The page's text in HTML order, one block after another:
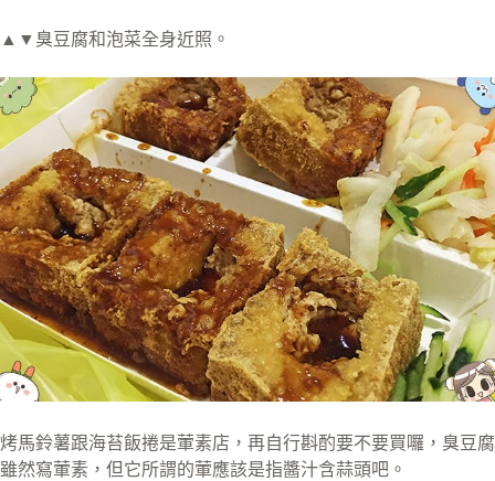
▲▼臭豆腐和泡菜全身近照。
烤馬鈴薯跟海苔飯捲是葷素店，再自行斟酌要不要買囉，臭豆腐
雖然寫葷素，但它所謂的葷應該是指醬汁含蒜頭吧。